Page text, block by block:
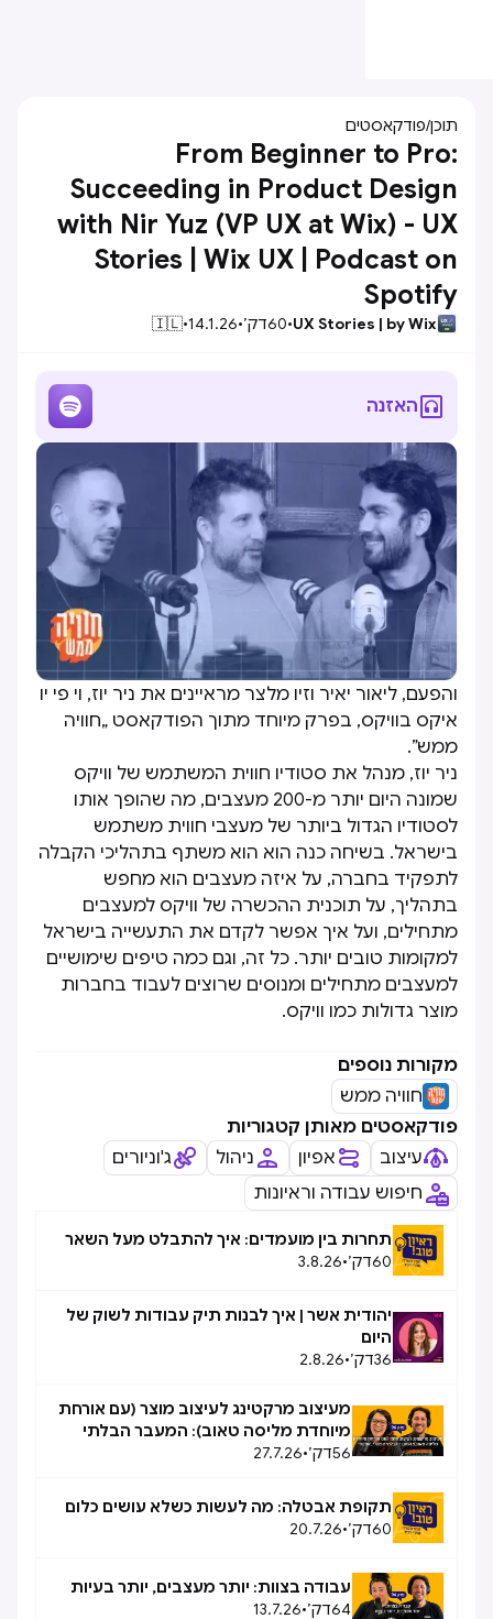
תוכן/פודקאסטים
From Beginner to Pro:
Succeeding in Product Design
with Nir Yuz (VP UX at Wix) - UX
Stories | Wix UX | Podcast on
Spotify
UX Stories | by Wix
•
60דק׳•
14.1.26
•
🇮🇱
האזנה 
והפעם, ליאור יאיר וזיו מלצר מראיינים את ניר יוז, וי פי יו
איקס בוויקס, בפרק מיוחד מתוך הפודקאסט „חוויה
ממש”.
ניר יוז, מנהל את סטודיו חווית המשתמש של וויקס
שמונה היום יותר מ-200 מעצבים, מה שהופך אותו
לסטודיו הגדול ביותר של מעצבי חווית משתמש
בישראל. בשיחה כנה הוא הוא משתף בתהליכי הקבלה
לתפקיד בחברה, על איזה מעצבים הוא מחפש
בתהליך, על תוכנית ההכשרה של וויקס למעצבים
מתחילים, ועל איך אפשר לקדם את התעשייה בישראל
למקומות טובים יותר. כל זה, וגם כמה טיפים שימושיים
למעצבים מתחילים ומנוסים שרוצים לעבוד בחברות
מוצר גדולות כמו וויקס.
מקורות נוספים
חוויה ממש
פודקאסטים מאותן קטגוריות
עיצוב
אפיון ניהול
ג'וניורים
חיפוש עבודה וראיונות
תחרות בין מועמדים: איך להתבלט מעל השאר
60דק׳•
3.8.26
יהודית אשר | איך לבנות תיק עבודות לשוק של
היום
36דק׳•
2.8.26
מעיצוב מרקטינג לעיצוב מוצר (עם אורחת
מיוחדת מליסה טאוב): המעבר הבלתי
אפשרי, אפשרי
56דק׳•
27.7.26
תקופת אבטלה: מה לעשות כשלא עושים כלום
60דק׳•
20.7.26
עבודה בצוות: יותר מעצבים, יותר בעיות
64דק׳•
13.7.26